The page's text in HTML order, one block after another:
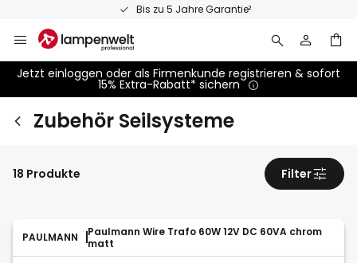
Bis zu 5 Jahre Garantie²
Inhalt
springen
Jetzt einloggen oder als Firmenkunde registrieren & sofort
15% Extra-Rabatt* sichern
Zubehör Seilsysteme
PAULMANN
Paulmann Wire Trafo 60W 12V DC 60VA chrom
matt
18 Produkte Filter